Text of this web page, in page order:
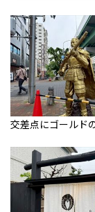
交差点にゴールド